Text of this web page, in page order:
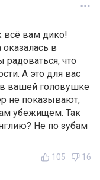
всё вам дико!
в
что
А это для вас
вашей головушке
не показывают,
убежищем. Так
Не по зубам
105 16